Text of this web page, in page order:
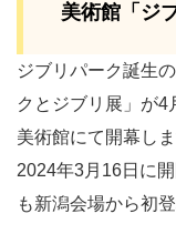
美術館「ジ
ジブリパーク誕生
クとジブリ展」が
美術館にて開幕し
2024年3月16日に
も新潟会場から初